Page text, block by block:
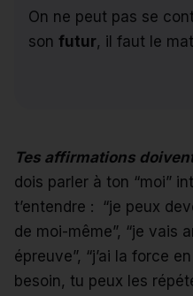
On ne peut pas se
son futur, il faut le
Tes affirmations
dois parler à ton “moi”
t’entendre : “je peux
de moi-même”, “je vais
épreuve”, “j’ai la force
besoin, tu peux les